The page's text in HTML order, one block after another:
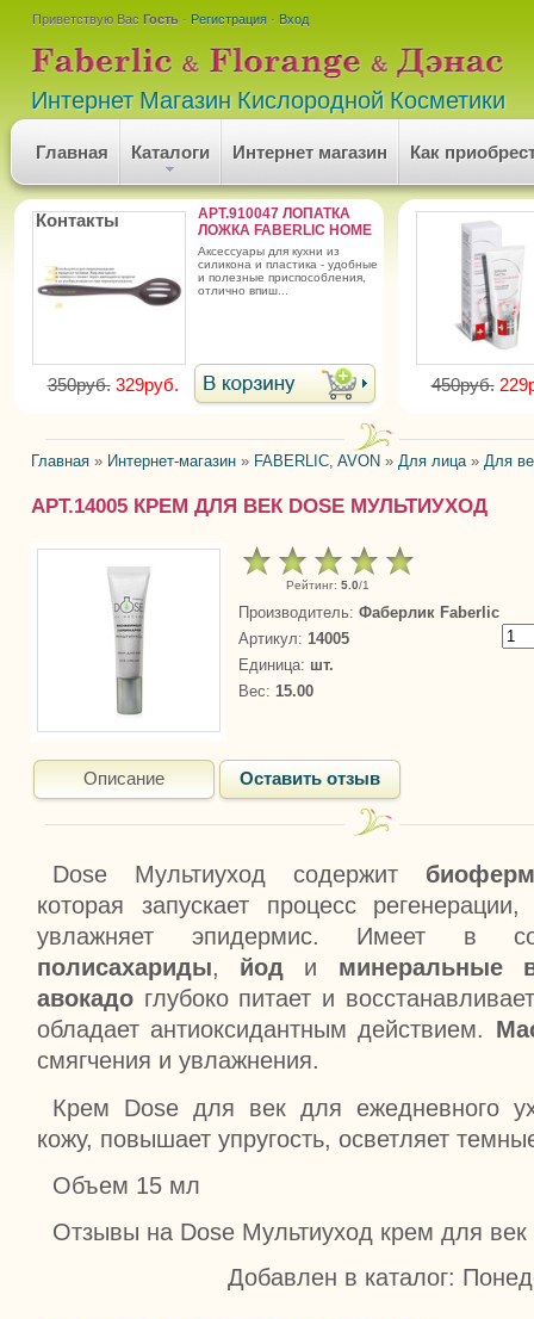
Приветствую Вас Гость · Регистрация · Вход
Интернет Магазин Кислородной Косметики
Главная Каталоги Интернет магазин Как
Контакты
АРТ.910047 ЛОПАТКА
ЛОЖКА FABERLIC HOME
аксессуары для кухни из
силикона и пластика - удобные
и полезные приспособления,
отлично впиш...
350руб. 329руб. 450руб.
Главная » Интернет-магазин » FABERLIC, AVON » Для лица » Для
АРТ.14005 КРЕМ ДЛЯ ВЕК DOSE МУЛЬТИУХОД
Рейтинг: 5.0/1
Производитель: Фаберлик Faberlic
Артикул: 14005
Единица: шт.
Вес: 15.00
Описание Оставить отзыв
Dose Мультиуход содержит
которая запускает процесс
увлажняет эпидермис. Имеет в
полисахариды, йод и минеральные
авокадо глубоко питает и
обладает антиоксидантным действием.
смягчения и увлажнения.
Крем Dose для век для ежедневного
кожу, повышает упругость, осветляет
Объем 15 мл
Отзывы на Dose Мультиуход крем для
Добавлен в каталог: